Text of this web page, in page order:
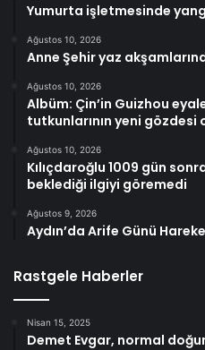
Yumurta işletmesinde
Ağustos 10, 2026
Anne Şehir yaz
Ağustos 10, 2026
Albüm: Çin’in Guizhou
tutkunlarının yeni gözdesi
Ağustos 10, 2026
Kılıçdaroğlu 1009 gün
beklediği ilgiyi göremedi
Ağustos 9, 2026
Aydın’da Arife Günü
Rastgele Haberler
Nisan 15, 2025
Demet Evgar, normal